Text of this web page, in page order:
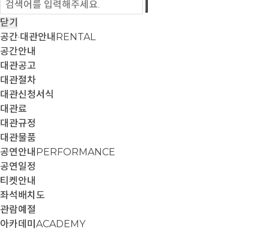
닫기
공간·대관안내 RENTAL
공간안내
대관공고
대관절차
대관신청서식
대관료
대관규정
대관물품
공연안내 PERFORMANCE
공연일정
티켓안내
좌석배치도
관람예절
아카데미 ACADEMY